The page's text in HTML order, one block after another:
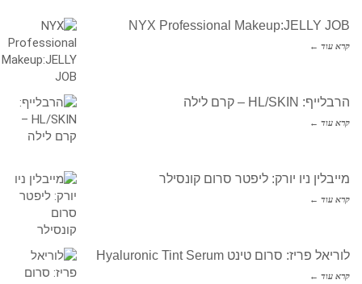
NYX Professional Makeup:JELLY JOB
קרא עוד ←
הרבלייף: HL/SKIN – קרם לילה
קרא עוד ←
מייבלין ניו יורק: ליפטר סרום קונסילר
קרא עוד ←
לוריאל פריז: סרום טינט Hyaluronic Tint Serum
קרא עוד ←